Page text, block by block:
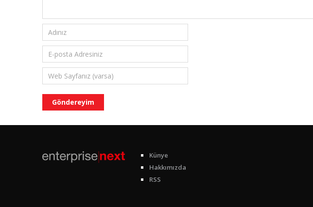
Künye
Hakkımızda
RSS